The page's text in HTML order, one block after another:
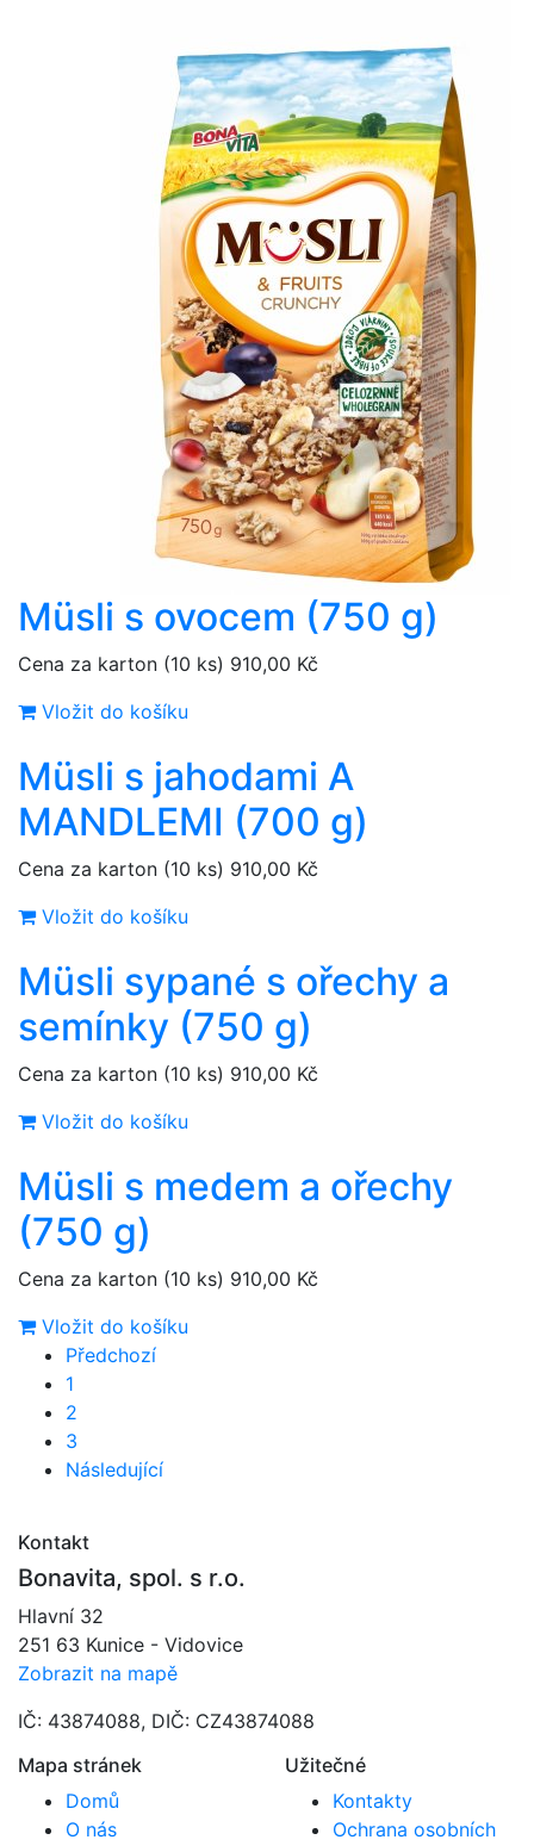
Müsli s ovocem (750 g)
Cena za karton (10 ks) 910,00 Kč
Vložit do košíku
Müsli s jahodami A
MANDLEMI (700 g)
Cena za karton (10 ks) 910,00 Kč
Vložit do košíku
Müsli sypané s ořechy a
semínky (750 g)
Cena za karton (10 ks) 910,00 Kč
Vložit do košíku
Müsli s medem a ořechy
(750 g)
Cena za karton (10 ks) 910,00 Kč
Vložit do košíku
Předchozí
1
2
3
Následující
Kontakt
Bonavita, spol. s r.o.
Hlavní 32
251 63 Kunice - Vidovice
Zobrazit na mapě
IČ: 43874088, DIČ: CZ43874088
Mapa stránek
Domů
O nás
Užitečné
Kontakty
Ochrana osobních